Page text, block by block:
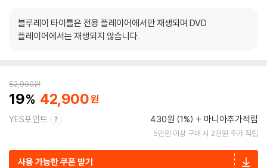
블루레이 타이틀은 전용 플레이어에서만 재생되며 DVD
플레이어에서는 재생되지 않습니다.
52,900원
19 42,900
YES포인트 430원 (1%) 마니아추가적립
5만원 이상 구매 시 2천원 추가 적립
사용 가능한 쿠폰 받기